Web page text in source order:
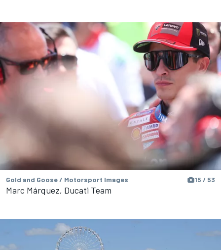
Gold and Goose / Motorsport Images 15 / 53
Marc Márquez, Ducati Team